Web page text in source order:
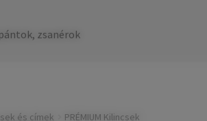
zsanérok
és címek PRÉMIUM Kilincsek